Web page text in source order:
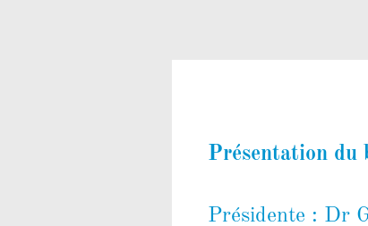
Présentation du
Présidente : Dr